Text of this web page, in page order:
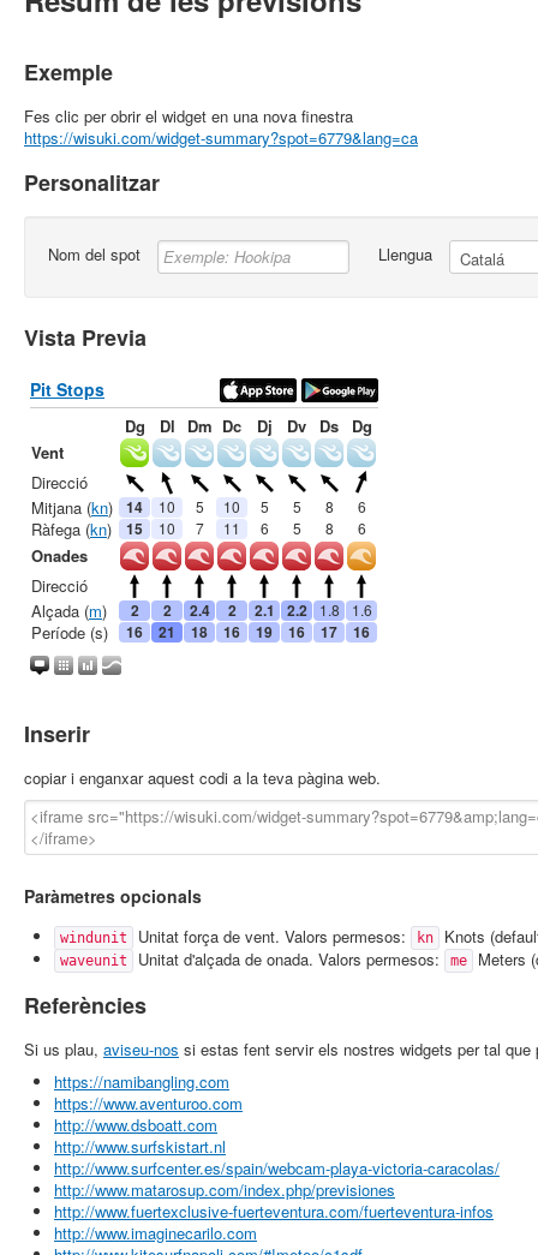
Exemple
Fes clic per obrir el widget en una nova finestra
https://wisuki.com/widget-summary?spot=6779&lang=ca
Personalitzar
Nom del spot Llengua
Vista Previa
Inserir
copiar i enganxar aquest codi a la teva pàgina web.
Paràmetres opcionals
windunit Unitat força de vent. Valors permesos: kn Knots
waveunit Unitat d'alçada de onada. Valors permesos: me Meters
Referències
Si us plau, aviseu-nos si estas fent servir els nostres widgets per tal
https://namibangling.com
https://www.aventuroo.com
http://www.dsboatt.com
http://www.surfskistart.nl
http://www.surfcenter.es/spain/webcam-playa-victoria-caracolas/
http://www.matarosup.com/index.php/previsiones
http://www.fuertexclusive-fuerteventura.com/fuerteventura-infos
http://www.imaginecarilo.com